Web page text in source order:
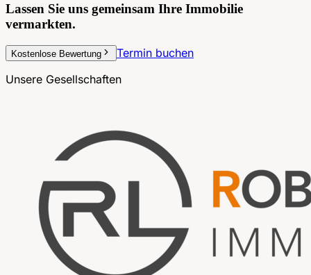
Lassen Sie uns gemeinsam Ihre Immobilie
vermarkten.
Kostenlose Bewertung
Termin buchen
Unsere Gesellschaften